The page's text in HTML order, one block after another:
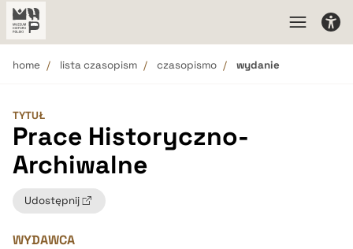
home lista czasopism czasopismo wydanie
TYTUŁ
Prace Historyczno-
Archiwalne
Udostępnij
WYDAWCA